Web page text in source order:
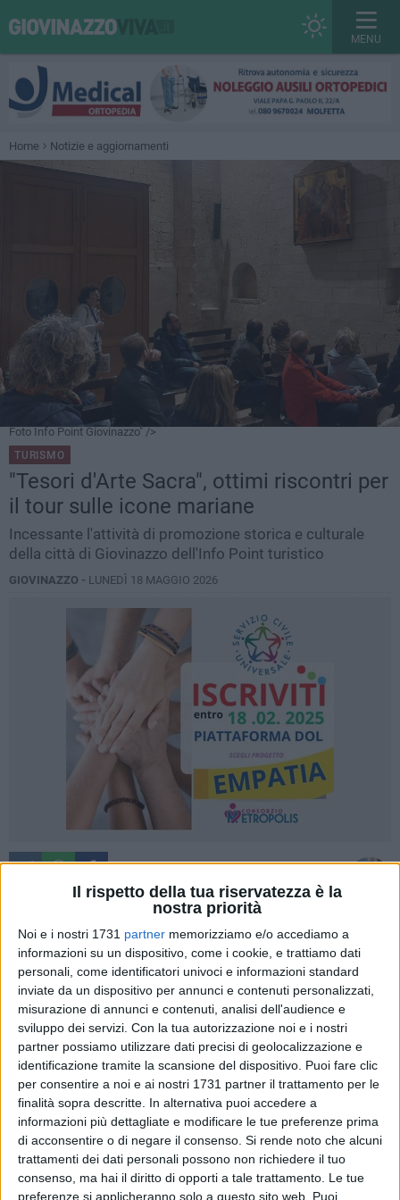
Il rispetto della tua riservatezza è la
nostra priorità
Noi e i nostri 1731 partner memorizziamo e/o accediamo a
informazioni su un dispositivo, come i cookie, e trattiamo dati
personali, come identificatori univoci e informazioni standard
inviate da un dispositivo per annunci e contenuti personalizzati,
misurazione di annunci e contenuti, analisi dell'audience e
sviluppo dei servizi. Con la tua autorizzazione noi e i nostri
partner possiamo utilizzare dati precisi di geolocalizzazione e
identificazione tramite la scansione del dispositivo. Puoi fare clic
per consentire a noi e ai nostri 1731 partner il trattamento per le
finalità sopra descritte. In alternativa puoi accedere a
informazioni più dettagliate e modificare le tue preferenze prima
di acconsentire o di negare il consenso. Si rende noto che alcuni
trattamenti dei dati personali possono non richiedere il tuo
consenso, ma hai il diritto di opporti a tale trattamento. Le tue
preferenze si applicheranno solo a questo sito web. Puoi
MENU
Home Notizie e aggiornamenti
Foto Info Point Giovinazzo" />
TURISMO
"Tesori d'Arte Sacra", ottimi riscontri per
il tour sulle icone mariane
Incessante l'attività di promozione storica e culturale
della città di Giovinazzo dell'Info Point turistico
GIOVINAZZO - LUNEDÌ 18 MAGGIO 2026
GIANLUCA BATTISTA
Si fa presto a dire l'"Info Point turistico serve a quello, a
promuovere il territorio". Poi c'è modo e modo per farlo e
farlo con competenza.
A Giovinazzo il lavoro delle guide turistiche e di chi lo
gestisce è straordinario e sta portando ottimi frutti.
Sabato 16 maggio si è svolto un altro tourTesori d'Arte
Sacraha raccolto visitatori provenienti da Andria, Terlizzi,
Molfetta ed anche una rappresentanza abruzzese, arrivata in
Puglia da Chieti.
L'esperienza diNunzia Stufano ha accompagnato i visitatori